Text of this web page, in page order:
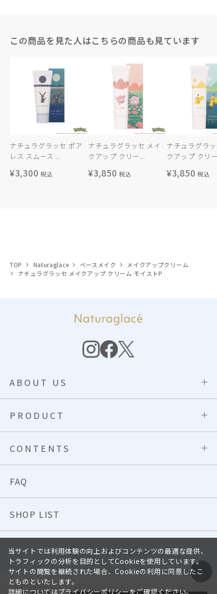
TOP Naturaglace ベースメイク
メイクアップクリーム
ナチュラグラッセ メイクアップ クリーム モイストP
この商品を見た人はこちらの商品も見ています
ナチュラグラッセ ポア
レス スムース ...
¥3,300
ナチュラグラッセ メイ
クアップ クリー...
¥3,850
ナチュラグラ
クアップ クリ
¥3,850
ABOUT US
PRODUCT
CONTENTS
FAQ
SHOP LIST
サイトポリシープライバシーポリシー
当サイトでは利用体験の向上およびコンテンツの最適な提供、
トラフィックの分析を目的としてCookieを使用しています。
サイトの閲覧を継続された場合、Cookieの利用に同意したこ
とものといたします。
詳細についてはプライバシーポリシーをご確認ください。